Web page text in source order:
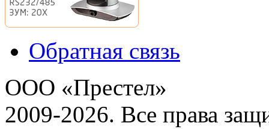
Обратная связь
ООО «Престел»
2009-2026. Все права